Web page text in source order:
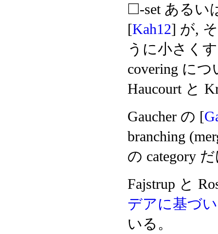
□-set あるい
[Kah12] が,
うに小さく
covering に
Haucourt と
Gaucher の [
branching
の category
Fajstrup と
デアに基づい
いる。